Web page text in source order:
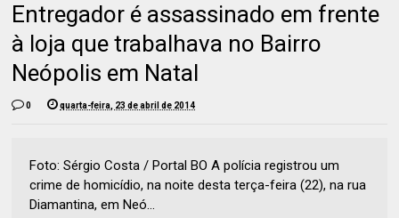
Entregador é assassinado em frente
à loja que trabalhava no Bairro
Neópolis em Natal
0 quarta-feira, 23 de abril de 2014
Foto: Sérgio Costa / Portal BO A polícia registrou um
crime de homicídio, na noite desta terça-feira (22), na rua
Diamantina, em Neó...